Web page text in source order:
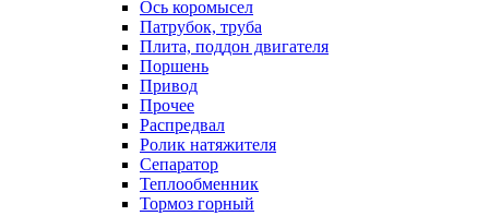
Ось коромысел
Патрубок, труба
Плита, поддон двигателя
Поршень
Привод
Прочее
Распредвал
Ролик натяжителя
Сепаратор
Теплообменник
Тормоз горный